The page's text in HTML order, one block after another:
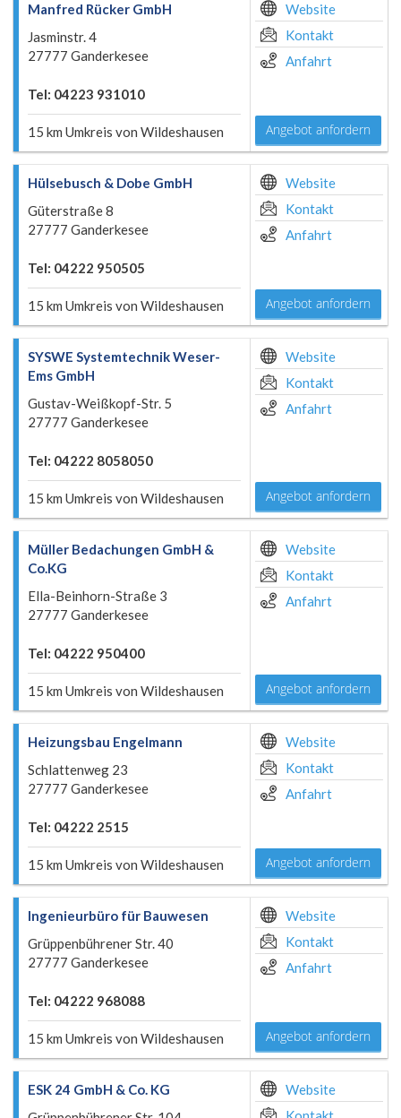
Manfred Rücker GmbH
Jasminstr. 4
27777 Ganderkesee
Tel: 04223 931010
15 km Umkreis von Wildeshausen
Website
Kontakt
Anfahrt
Angebot anfordern
Hülsebusch & Dobe GmbH
Güterstraße 8
27777 Ganderkesee
Tel: 04222 950505
15 km Umkreis von Wildeshausen
Website
Kontakt
Anfahrt
Angebot anfordern
SYSWE Systemtechnik Weser-
Ems GmbH
Gustav-Weißkopf-Str. 5
27777 Ganderkesee
Tel: 04222 8058050
15 km Umkreis von Wildeshausen
Website
Kontakt
Anfahrt
Angebot anfordern
Müller Bedachungen GmbH &
Co.KG
Ella-Beinhorn-Straße 3
27777 Ganderkesee
Tel: 04222 950400
15 km Umkreis von Wildeshausen
Website
Kontakt
Anfahrt
Angebot anfordern
Heizungsbau Engelmann
Schlattenweg 23
27777 Ganderkesee
Tel: 04222 2515
15 km Umkreis von Wildeshausen
Website
Kontakt
Anfahrt
Angebot anfordern
Ingenieurbüro für Bauwesen
Grüppenbührener Str. 40
27777 Ganderkesee
Tel: 04222 968088
15 km Umkreis von Wildeshausen
Website
Kontakt
Anfahrt
Angebot anfordern
ESK 24 GmbH & Co. KG
Website